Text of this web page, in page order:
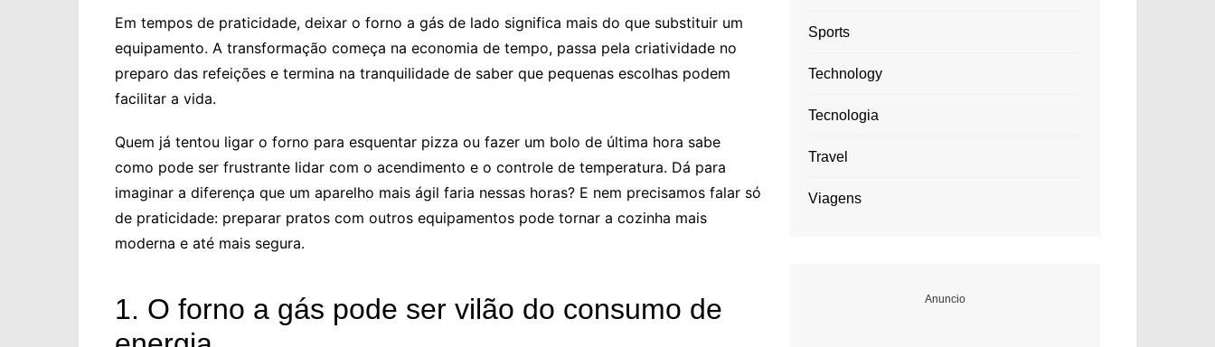
Em tempos de praticidade, deixar o forno a gás de lado significa mais do que substituir um
equipamento. A transformação começa na economia de tempo, passa pela criatividade no
preparo das refeições e termina na tranquilidade de saber que pequenas escolhas podem
facilitar a vida.
Quem já tentou ligar o forno para esquentar pizza ou fazer um bolo de última hora sabe
como pode ser frustrante lidar com o acendimento e o controle de temperatura. Dá para
imaginar a diferença que um aparelho mais ágil faria nessas horas? E nem precisamos falar só
de praticidade: preparar pratos com outros equipamentos pode tornar a cozinha mais
moderna e até mais segura.
1. O forno a gás pode ser vilão do consumo de
Sports
Technology
Tecnologia
Travel
Viagens
Anuncio